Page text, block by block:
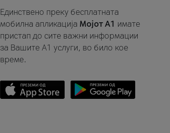
Единствено преку бесплатната
мобилна апликација Мојот A1 имате
пристап до сите важни информации
за Вашите A1 услуги, во било кое
време.